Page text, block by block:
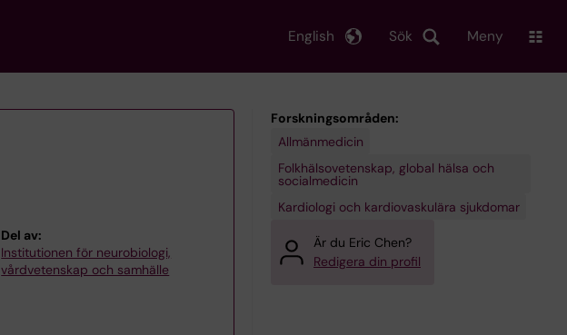
Sök
English Meny
Del av:
Institutionen för neurobiologi,
vårdvetenskap och samhälle
Forskningsområden:
Allmänmedicin
Folkhälsovetenskap, global hälsa och
socialmedicin
Kardiologi och kardiovaskulära sjukdomar
Är du Eric Chen?
Redigera din profil